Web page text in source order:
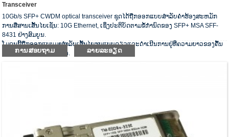
Transceiver
10Gb/s SFP+ CWDM optical transceiver ຊຸດໄດ້ຖືກອອກແບບສໍາລັບຄໍາຮ້ອງສະຫມັກ
ການສື່ສານເສັ້ນໄຍເຊັ່ນ: 10G Ethernet, ເຊິ່ງປະຕິບັດຕາມຂໍ້ກໍານົດຂອງ SFP+ MSA SFF-
8431 ຢ່າງສົມບູນ.
ໂມດູນນີ້ຖືກອອກແບບມາສໍາລັບເສັ້ນໄຍຮູບແບບດຽວແລະດໍາເນີນການຢູ່ທີ່ຄວາມຍາວຂອງຄື້ນ
ຂອງ CWDM wavelength.
ການສອບຖາມ ລາຍລະອຽດ